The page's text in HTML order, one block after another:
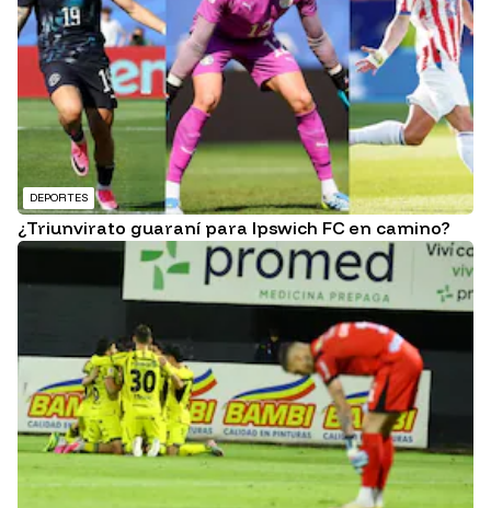
DEPORTES
¿Triunvirato guaraní para Ipswich FC en camino?